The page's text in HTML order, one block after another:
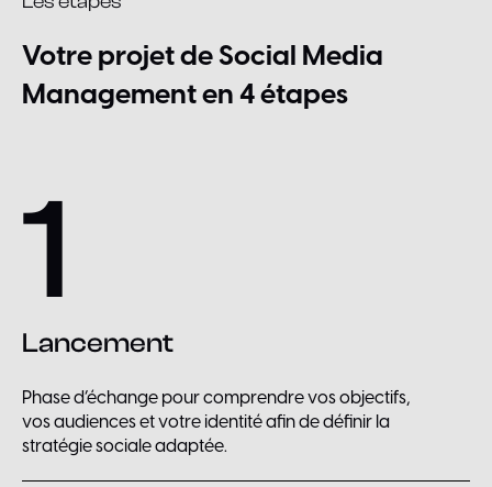
VotreprojetdeSocial Media
Managementen4étapes
1
Lancement
Phase d’échange pour comprendre vos objectifs,
vos audiences et votre identité afin de définir la
stratégie sociale adaptée.